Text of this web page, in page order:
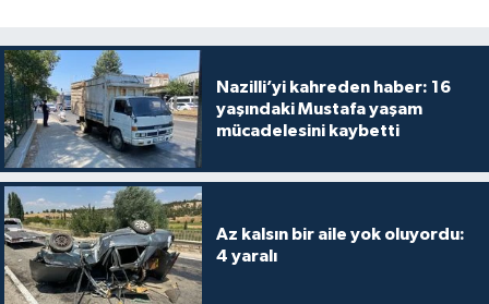
Nazilli’yi kahreden haber: 16
yaşındaki Mustafa yaşam
mücadelesini kaybetti
Az kalsın bir aile yok oluyordu:
4 yaralı